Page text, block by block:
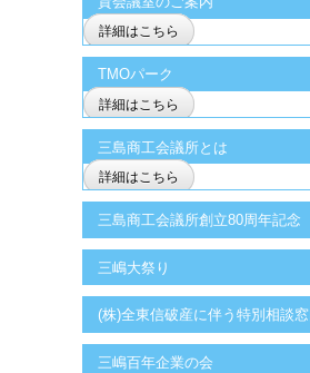
詳細はこちら
TMOパーク
詳細はこちら
三島商工会議所とは
詳細はこちら
三島商工会議所創立80周年記念
三嶋大祭り
(株)全東信破産に伴う特別相談窓
三嶋百年企業の会